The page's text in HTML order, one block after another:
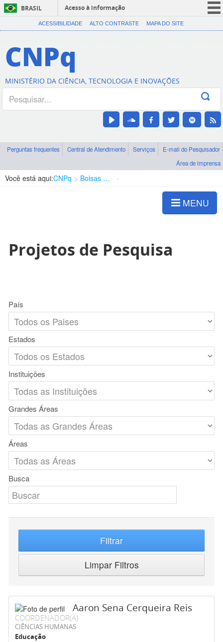
BRASIL
Acesso à informação
CORONAVÍRUS (COVID-19)
Canais
ACESSIBILIDADE ALTO CONTRASTE MAPA DO SITE
CNPq
MINISTÉRIO DA CIÊNCIA, TECNOLOGIA E INOVAÇÕES
Perguntas frequentes Central de Atendimento Serviços
E-mail do Pesquisador
Área de imprensa
Você está aqui:CNPq Bolsas e Auxílios Vigentes
MENU
Projetos de Pesquisa
País
Estados
Instituições
Grandes Áreas
Áreas
Busca
Filtrar
Limpar Filtros
Aaron Sena Cerqueira Reis
COORDENADOR(A)
CIÊNCIAS HUMANAS
Educação